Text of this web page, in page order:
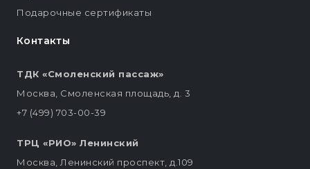
Контакты
ТДК «Смоленский пассаж»
Москва, Смоленская площадь, д. 3
+7 (499) 703-00-39
ТРЦ «РИО» Ленинский
Москва, Ленинский проспект, д.109
Подарочные сертификаты